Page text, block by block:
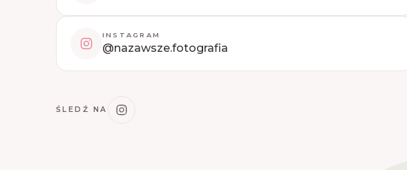
INSTAGRAM
@nazawsze.fotografia
ŚLEDŹ NA